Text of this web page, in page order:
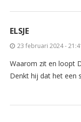
ELSJE
23 februari 2024 -
Waarom zit en loopt
Denkt hij dat het een